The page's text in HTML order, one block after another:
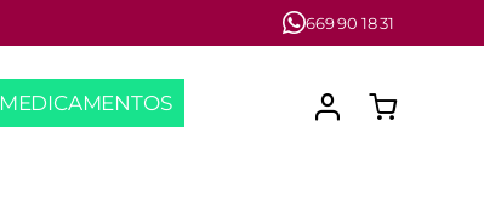
669 90 18 31
MEDICAMENTOS